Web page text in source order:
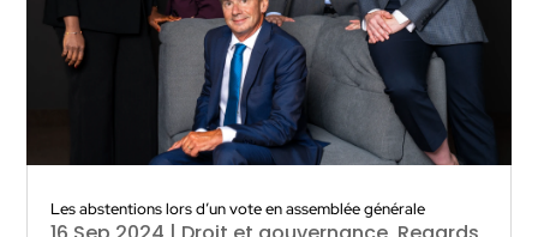
Les abstentions lors d’un vote en assemblée générale